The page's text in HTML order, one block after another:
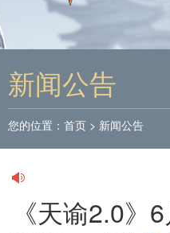
网易游戏
天谕
新闻公告
您的位置： 首页 > 新闻公告
《天谕2.0